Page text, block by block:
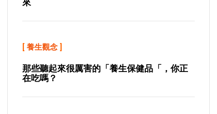
來
[ 養生觀念 ]
那些聽起來很厲害的「養生保健品「，你正
在吃嗎？